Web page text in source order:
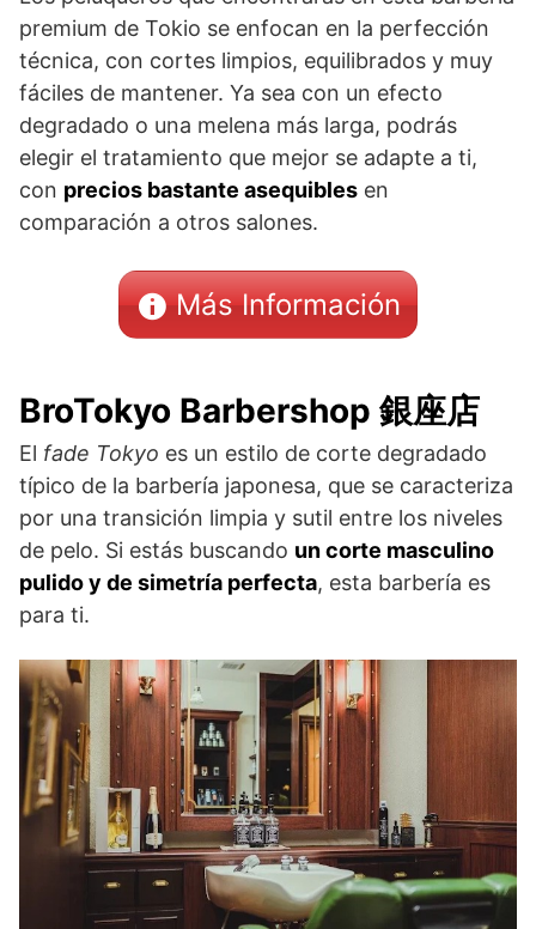
premium de Tokio se enfocan en la perfección
técnica, con cortes limpios, equilibrados y muy
fáciles de mantener. Ya sea con un efecto
degradado o una melena más larga, podrás
elegir el tratamiento que mejor se adapte a ti,
con precios bastante asequibles en
comparación a otros salones.
Más Información
BroTokyo Barbershop 銀座店
El fade Tokyo es un estilo de corte degradado
típico de la barbería japonesa, que se caracteriza
por una transición limpia y sutil entre los niveles
de pelo. Si estás buscando un corte masculino
pulido y de simetría perfecta, esta barbería es
para ti.